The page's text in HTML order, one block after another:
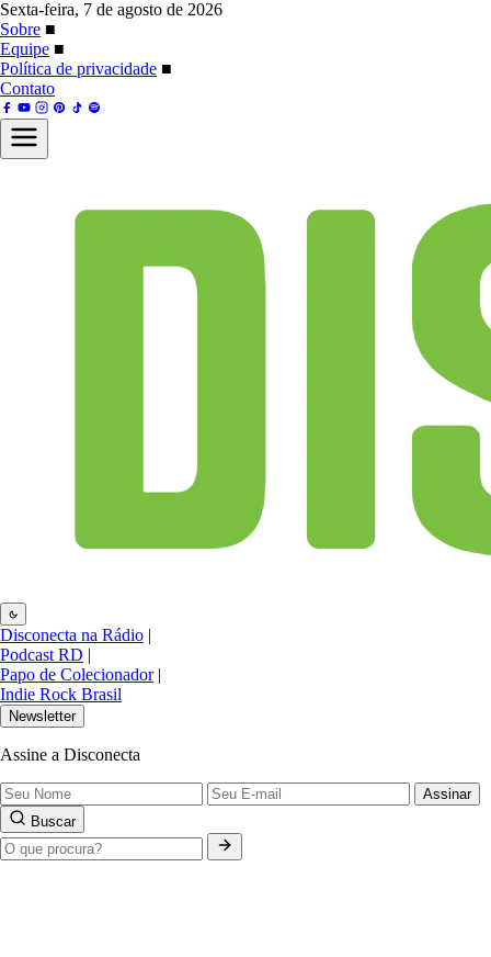
Sexta-feira, 7 de agosto de 2026
Sobre ■
Equipe ■
Política de privacidade ■
Contato
Disconecta na Rádio |
Podcast RD |
Papo de Colecionador |
Indie Rock Brasil
Newsletter
Assine a Disconecta
Assinar
Buscar